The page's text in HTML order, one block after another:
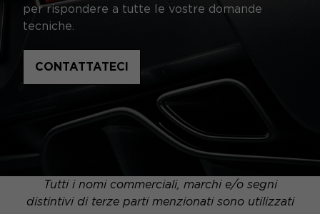
per rispondere a tutte le vostre domande
tecniche.
CONTATTATECI
Tutti i nomi commerciali, marchi e/o segni
distintivi di terze parti menzionati sono utilizzati